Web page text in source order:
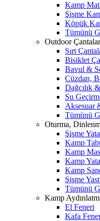
Kamp
Şişme
Köpük
Tümünü
Outdoor Çantalar
Sırt
Bisiklet
Bavul &
Cüzdan,
Dağcılık
Su
Aksesuar
Tümünü
Oturma,
Şişme
Kamp
Kamp
Kamp
Kamp
Şişme
Tümünü
Kamp
El Feneri
Kafa